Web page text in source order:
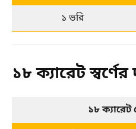
১ ভরি
১৮ ক্যারেট স্বর্ণের
১৮ ক্যারেট